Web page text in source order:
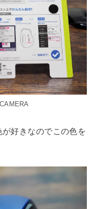
好きなのでこの色を